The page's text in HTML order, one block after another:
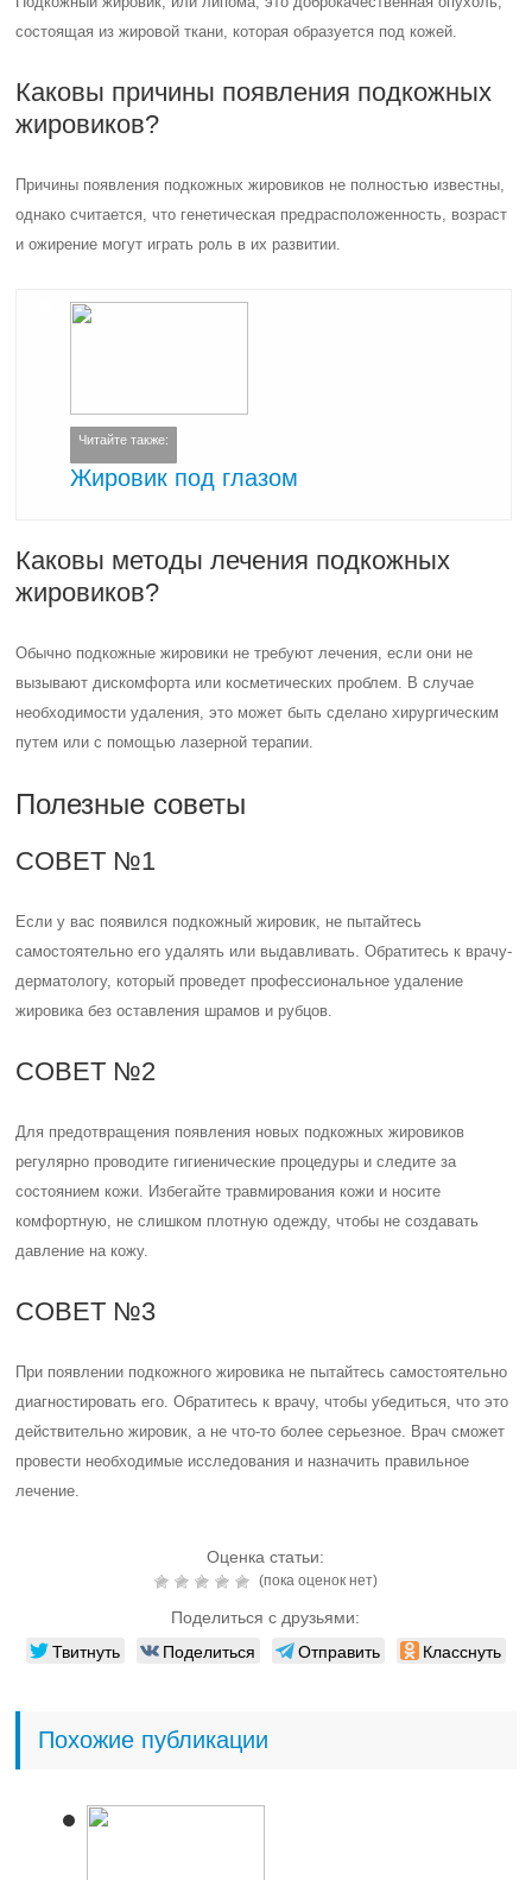
состоящая из жировой ткани, которая образуется под кожей.
Каковы причины появления подкожных
жировиков?
Причины появления подкожных жировиков не полностью известны,
однако считается, что генетическая предрасположенность, возраст
и ожирение могут играть роль в их развитии.
Читайте также:
Жировик под глазом
Каковы методы лечения подкожных
жировиков?
Обычно подкожные жировики не требуют лечения, если они не
вызывают дискомфорта или косметических проблем. В случае
необходимости удаления, это может быть сделано хирургическим
путем или с помощью лазерной терапии.
Полезные советы
СОВЕТ №1
Если у вас появился подкожный жировик, не пытайтесь
самостоятельно его удалять или выдавливать. Обратитесь к врачу-
дерматологу, который проведет профессиональное удаление
жировика без оставления шрамов и рубцов.
СОВЕТ №2
Для предотвращения появления новых подкожных жировиков
регулярно проводите гигиенические процедуры и следите за
состоянием кожи. Избегайте травмирования кожи и носите
комфортную, не слишком плотную одежду, чтобы не создавать
давление на кожу.
СОВЕТ №3
При появлении подкожного жировика не пытайтесь самостоятельно
диагностировать его. Обратитесь к врачу, чтобы убедиться, что это
действительно жировик, а не что-то более серьезное. Врач сможет
провести необходимые исследования и назначить правильное
лечение.
Оценка статьи:
(пока оценок нет)
Поделиться с друзьями:
Твитнуть Поделиться Отправить Класснуть
Похожие публикации